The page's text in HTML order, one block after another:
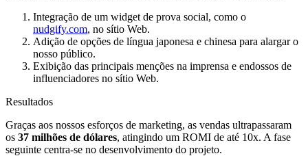
Integração de um widget de prova social, como o
nudgify.com, no sítio Web.
Adição de opções de língua japonesa e chinesa para alargar o
nosso público.
Exibição das principais menções na imprensa e endossos de
influenciadores no sítio Web.
Resultados
Graças aos nossos esforços de marketing, as vendas ultrapassaram
os 37 milhões de dólares, atingindo um ROMI de até 10x. A fase
seguinte centra-se no desenvolvimento do projeto.